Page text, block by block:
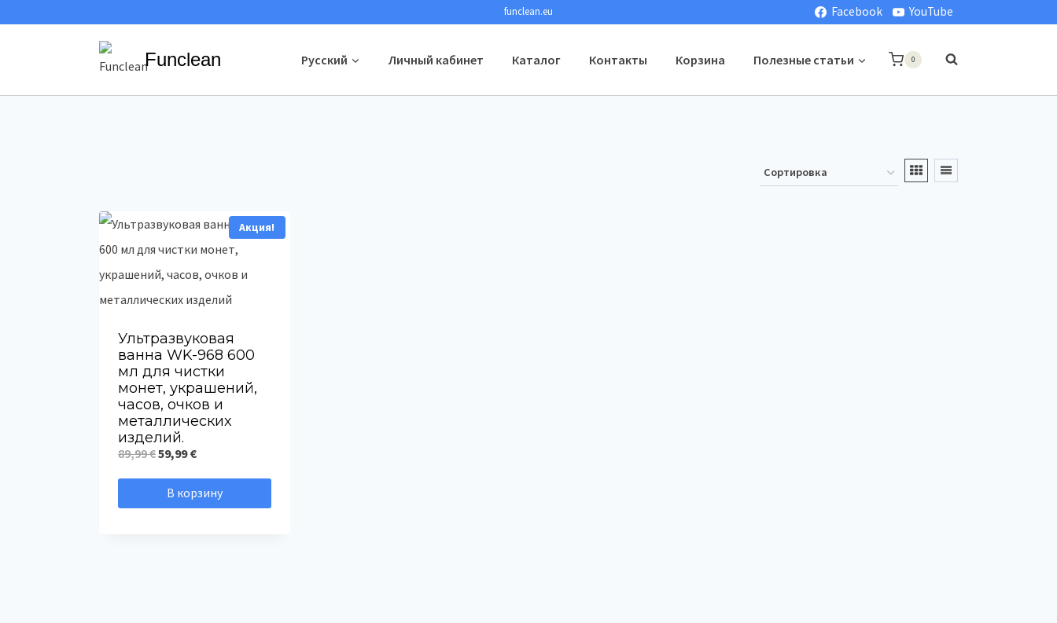
funclean.eu Facebook YouTube
Funclean Русский Личный кабинет Каталог Контакты Корзина Полезные статьи 0
Акция!
Ультразвуковая
ванна WK-968 600
мл для чистки
монет, украшений,
часов, очков и
металлических
изделий.
89,99€Первоначальная
цена
составляла
59,99€Текущая
цена:
59,99 €.
В корзину